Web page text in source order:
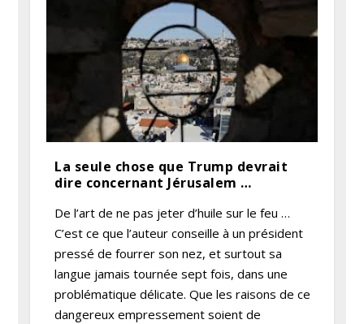
La seule chose que Trump devrait
dire concernant Jérusalem …
De l’art de ne pas jeter d’huile sur le feu …
C’est ce que l’auteur conseille à un président
pressé de fourrer son nez, et surtout sa
langue jamais tournée sept fois, dans une
problématique délicate. Que les raisons de ce
dangereux empressement soient de